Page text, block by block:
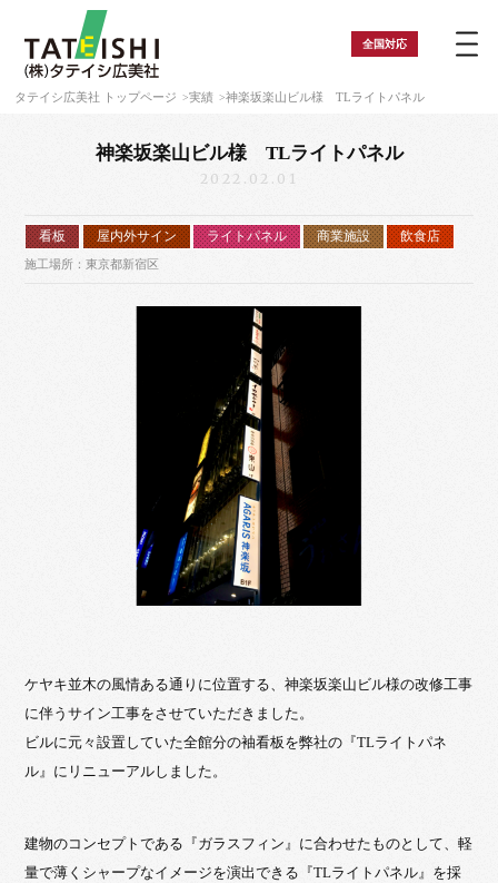
全国対応
タテイシ広美社 トップページ 実績 神楽坂楽山ビル様 TLライトパネル
神楽坂楽山ビル様 TLライトパネル
2022.02.01
看板 屋内外サイン ライトパネル 商業施設 飲食店
施工場所：東京都新宿区
ケヤキ並木の風情ある通りに位置する、神楽坂楽山ビル様の改修工事
に伴うサイン工事をさせていただきました。
ビルに元々設置していた全館分の袖看板を弊社の『TLライトパネ
ル』にリニューアルしました。
建物のコンセプトである『ガラスフィン』に合わせたものとして、軽
量で薄くシャープなイメージを演出できる『TLライトパネル』を採